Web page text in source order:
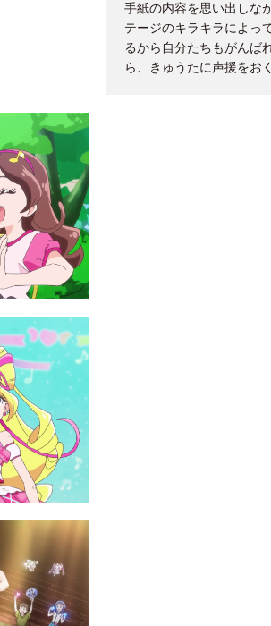
手紙の内容を思い出しな
テージのキラキラによっ
るから自分たちもがんば
ら、きゅうたに声援をお